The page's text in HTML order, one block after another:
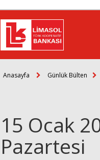
Anasayfa Günlük Bülten
15 Ocak
Pazartesi